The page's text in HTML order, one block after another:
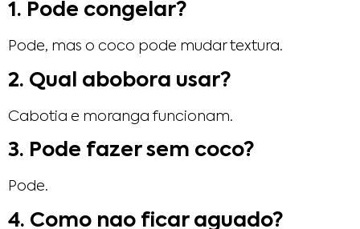
1. Pode congelar?
Pode, mas o coco pode mudar textura.
2. Qual abobora usar?
Cabotia e moranga funcionam.
3. Pode fazer sem coco?
Pode.
4. Como nao ficar aguado?